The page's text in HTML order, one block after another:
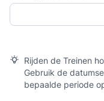
Rijden de Treinen
Gebruik de
bepaalde periode